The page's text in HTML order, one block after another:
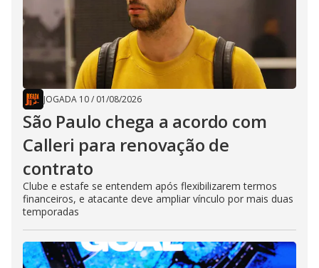
JOGADA 10/ 01/08/2026
São Paulo chega a acordo com
Calleri para renovação de
contrato
Clube e estafe se entendem após flexibilizarem termos
financeiros, e atacante deve ampliar vínculo por mais duas
temporadas